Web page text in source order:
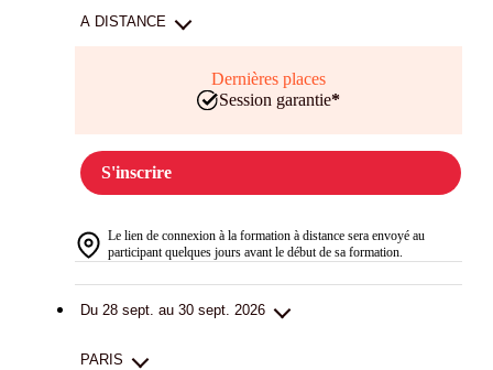
A DISTANCE
Dernières places
Session garantie*
S'inscrire
Le lien de connexion à la formation à distance sera envoyé au
participant quelques jours avant le début de sa formation.
Du 28 sept. au 30 sept. 2026
PARIS